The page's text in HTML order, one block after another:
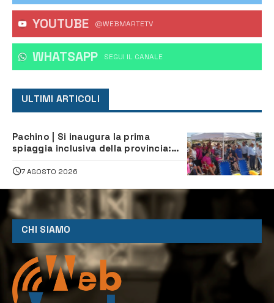
YOUTUBE @WEBMARTETV
WHATSAPP ‎SEGUI IL CANALE
ULTIMI ARTICOLI
Pachino | Si inaugura la prima
spiaggia inclusiva della provincia:
tutti
7 AGOSTO 2026
CHI SIAMO